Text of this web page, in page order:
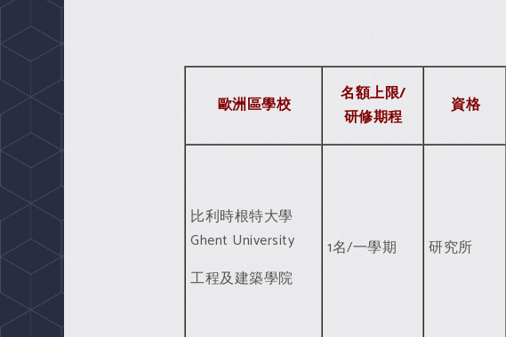
歐洲區學校
名額上限/
研修期程
資格
比利時根特大學
Ghent University
工程及建築學院
1名/一學期 研究所